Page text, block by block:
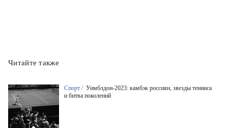
Читайте также
Спорт / Уимблдон-2023: камбэк россиян, звезды тенниса
и битва поколений